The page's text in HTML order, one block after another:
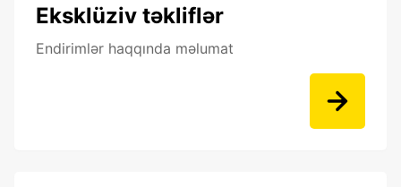
Eksklüziv təkliflər
Endirimlər haqqında məlumat